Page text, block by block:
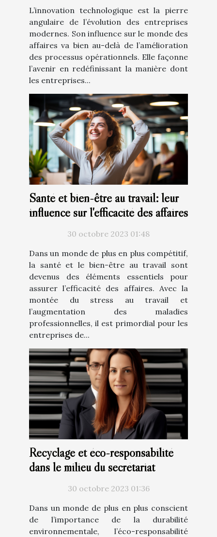
L’innovation technologique est la pierre
angulaire de l’évolution des entreprises
modernes. Son influence sur le monde des
affaires va bien au-delà de l’amélioration
des processus opérationnels. Elle façonne
l’avenir en redéfinissant la manière dont
les entreprises...
Santé et bien-être au travail: leur
influence sur l'efficacité des affaires
30 octobre 2023 01:48
Dans un monde de plus en plus compétitif,
la santé et le bien-être au travail sont
devenus des éléments essentiels pour
assurer l’efficacité des affaires. Avec la
montée du stress au travail et
l’augmentation des maladies
professionnelles, il est primordial pour les
entreprises de...
Recyclage et éco-responsabilité
dans le milieu du secrétariat
30 octobre 2023 01:36
Dans un monde de plus en plus conscient
de l’importance de la durabilité
environnementale, l’éco-responsabilité